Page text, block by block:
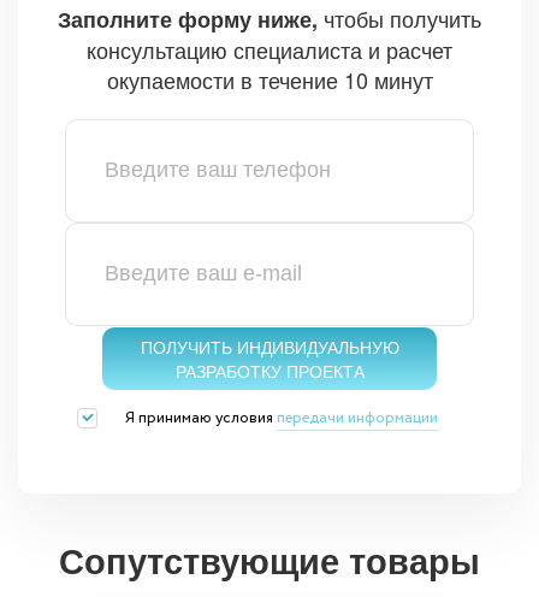
Заполните форму ниже, чтобы получить
консультацию специалиста и расчет
окупаемости в течение 10 минут
ПОЛУЧИТЬ ИНДИВИДУАЛЬНУЮ
РАЗРАБОТКУ ПРОЕКТА
Я принимаю условия передачи информации
Сопутствующие товары